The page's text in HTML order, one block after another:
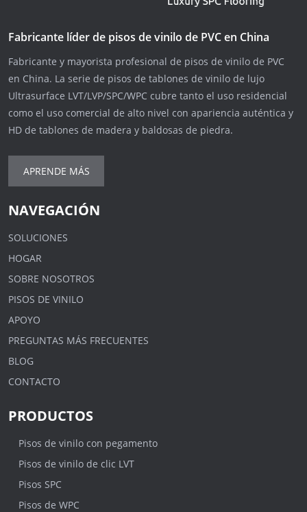
Fabricante líder de pisos de vinilo de PVC en China
Fabricante y mayorista profesional de pisos de vinilo de PVC
en China. La serie de pisos de tablones de vinilo de lujo
Ultrasurface LVT/LVP/SPC/WPC cubre tanto el uso residencial
como el uso comercial de alto nivel con apariencia auténtica y
HD de tablones de madera y baldosas de piedra.
APRENDE MÁS
NAVEGACIÓN
SOLUCIONES
HOGAR
SOBRE NOSOTROS
PISOS DE VINILO
APOYO
PREGUNTAS MÁS FRECUENTES
BLOG
CONTACTO
PRODUCTOS
Pisos de vinilo con pegamento
Pisos de vinilo de clic LVT
Pisos SPC
Pisos de WPC